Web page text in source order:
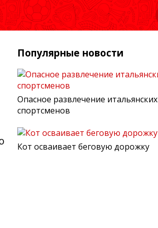
Популярные новости
Опасное развлечение итальянских
спортсменов
Кот осваивает беговую дорожку